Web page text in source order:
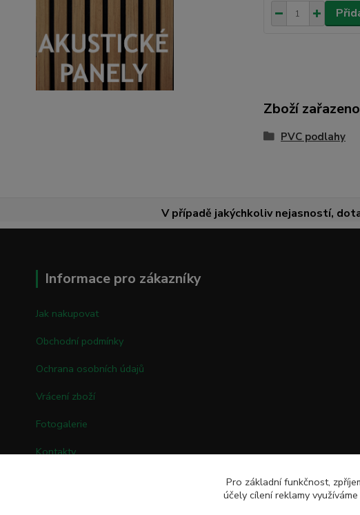
Zboží
PVC podlahy
V případě jakýchkoliv nejasností,
Informace pro zákazníky
Jak nakupovat
Obchodní podmínky
Ochrana osobních údajů
Vrácení zboží
Fotogalerie
Kontakty
Pro základní funkčnost,
účely cílení reklamy